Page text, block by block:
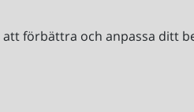
förbättra och anpassa ditt